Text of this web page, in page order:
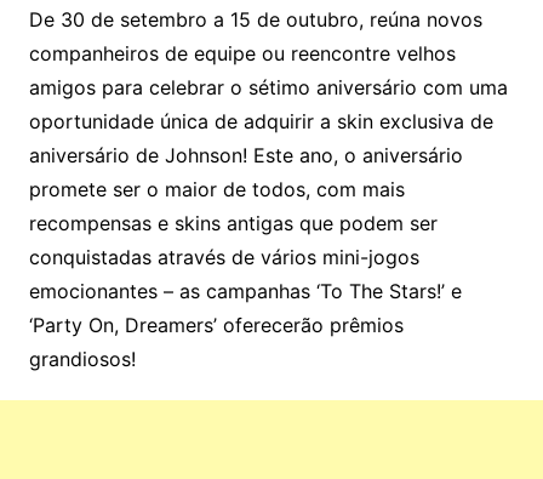
De 30 de setembro a 15 de outubro, reúna novos
companheiros de equipe ou reencontre velhos
amigos para celebrar o sétimo aniversário com uma
oportunidade única de adquirir a skin exclusiva de
aniversário de Johnson! Este ano, o aniversário
promete ser o maior de todos, com mais
recompensas e skins antigas que podem ser
conquistadas através de vários mini-jogos
emocionantes – as campanhas ‘To The Stars!’ e
‘Party On, Dreamers’ oferecerão prêmios
grandiosos!